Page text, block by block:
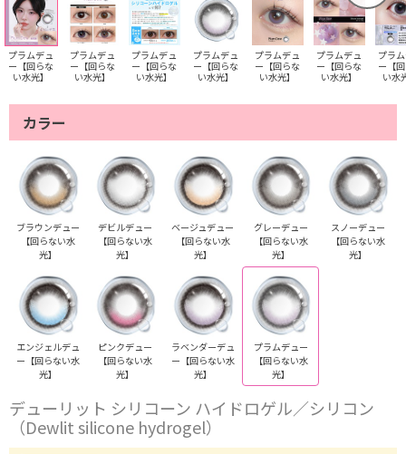
プラムデュ
ー【回らな
い水光】
プラムデュ
ー【回らな
い水光】
プラムデュ
ー【回らな
い水光】
プラムデュ
ー【回らな
い水光】
プラムデュ
ー【回らな
い水光】
プラムデュ
ー【回らな
い水光】
プラ
ー【
い水
カラー
ブラウンデュー
【回らない水
光】
デビルデュー
【回らない水
光】
ベージュデュー
【回らない水
光】
グレーデュー
【回らない水
光】
スノーデュー
【回らない水
光】
エンジェルデュ
ー【回らない水
光】
ピンクデュー
【回らない水
光】
ラベンダーデュ
ー【回らない水
光】
プラムデュー
【回らない水
光】
デューリット シリコーン ハイドロゲル／シリコン
（Dewlit silicone hydrogel）